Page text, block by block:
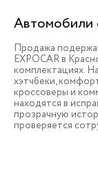
Автомобили
Продажа
EXPOCAR в
комплектациях.
хэтчбеки,
кроссоверы и
находятся в
прозрачную
проверяется